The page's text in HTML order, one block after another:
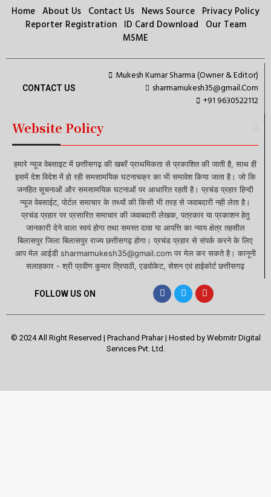
Home About Us Contact Us News Source Privacy Policy
Reporter Registration ID Card Download Our Team
MSME
CONTACT US
Mukesh Kumar Sharma (Owner & Editor)
sharmamukesh35@gmail.Com
+91 9630522112
Website Policy
हमारे न्यूज वेबसाइट में छत्तीसगढ़ की खबरें प्राथमिकता से प्रकाशित की जाती है, साथ ही
इसमें देश विदेश में हो रही समसामयिक घटनाचक्र का भी समावेश किया जाता है। जो कि
जनहित सूचनाओं और समसामयिक घटनाओं पर आधारित रहती है। प्रचंड प्रहार हिन्दी
न्यूज वेबसाईट, पोर्टल समाचार के तथ्यों की किसी भी तरह से जवाबदारी नही लेता है।
प्रचंड प्रहार पर प्रसारित समाचार की जवाबदारी लेखक, पत्रकार या प्रकाशन हेतु
जानकारी देने वाला स्वयं होगा तथा समस्त दावा या आपत्ति का न्याय क्षेत्र तहसील
बिलासपुर जिला बिलासपुर राज्य छत्तीसगढ़ होगा। प्रचंड प्रहार से संपर्क करने के लिए
आप मेल आईडी sharmamukesh35@gmail.com पर मेल कर सकते है। कानूनी
सलाहकार - श्री प्रवीण कुमार त्रिपाठी, एडवोकेट, सेशन एवं हाईकोर्ट छत्तीसगढ़
FOLLOW US ON
© 2024 All Right Reserved | Prachand Prahar | Hosted by Webmitr Digital
Services Pvt. Ltd.